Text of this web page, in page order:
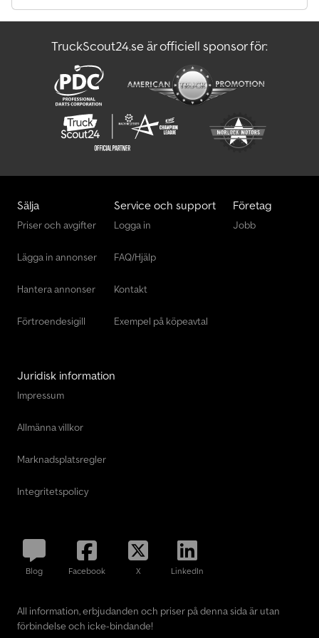
TruckScout24.se är officiell sponsor för:
Sälja
Priser och avgifter
Lägga in annonser
Hantera annonser
Förtroendesigill
Service och support
Logga in
FAQ/Hjälp
Kontakt
Exempel på köpeavtal
Företag
Jobb
Juridisk information
Impressum
Allmänna villkor
Marknadsplatsregler
Integritetspolicy
Blog Facebook X LinkedIn
All information, erbjudanden och priser på denna sida är utan
förbindelse och icke-bindande!